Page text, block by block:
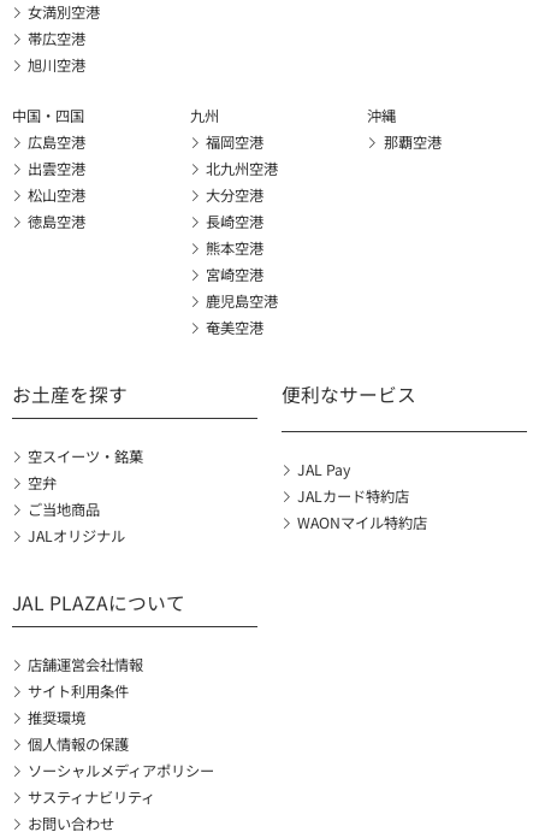
女満別空港
帯広空港
旭川空港
中国・四国
広島空港
出雲空港
松山空港
徳島空港
九州
福岡空港
北九州空港
大分空港
長崎空港
熊本空港
宮崎空港
鹿児島空港
奄美空港
沖縄
那覇空港
お土産を探す
空スイーツ・銘菓
空弁
ご当地商品
JALオリジナル
便利なサービス
JAL Pay
JALカード特約店
WAONマイル特約店
JAL PLAZAについて
店舗運営会社情報
サイト利用条件
推奨環境
個人情報の保護
ソーシャルメディアポリシー
サスティナビリティ
お問い合わせ